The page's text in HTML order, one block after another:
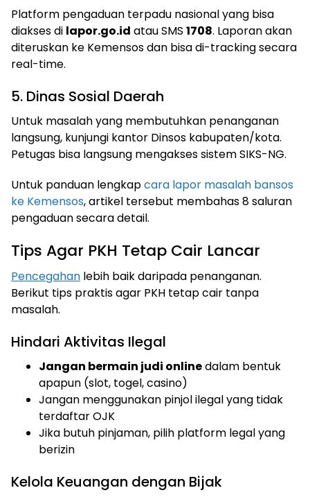
Platform pengaduan terpadu nasional yang bisa
diakses di lapor.go.id atau SMS 1708. Laporan akan
diteruskan ke Kemensos dan bisa di-tracking secara
real-time.
5. Dinas Sosial Daerah
Untuk masalah yang membutuhkan penanganan
langsung, kunjungi kantor Dinsos kabupaten/kota.
Petugas bisa langsung mengakses sistem SIKS-NG.
Untuk panduan lengkapcara lapor masalah bansos
ke Kemensos, artikel tersebut membahas 8 saluran
pengaduan secara detail.
Tips Agar PKH Tetap Cair Lancar
Pencegahan lebih baik daripada penanganan.
Berikut tips praktis agar PKH tetap cair tanpa
masalah.
Hindari Aktivitas Ilegal
Jangan bermain judi onlinedalam bentuk
apapun (slot, togel, casino)
Jangan menggunakan pinjol ilegal yang tidak
terdaftar OJK
Jika butuh pinjaman, pilih platform legal yang
berizin
Kelola Keuangan dengan Bijak